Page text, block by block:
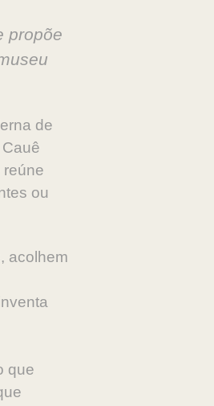
propõe
de
reúne
ou
acolhem
que